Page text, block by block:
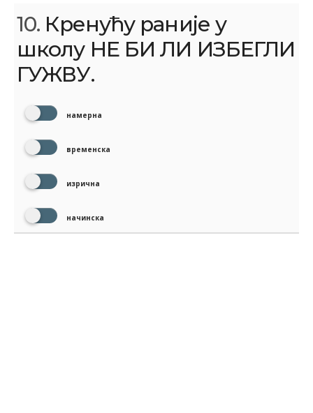
10. Кренућу раније у
школу НЕ БИ ЛИ ИЗБЕГЛИ
ГУЖВУ.
намерна
временска
изрична
начинска